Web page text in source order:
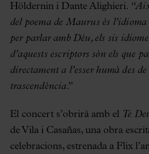
Höldernin i Dante Alighieri.
del poema de Maurus és
per parlar amb Déu, els sis
d’aquests escriptors són els que
directament a l’esser humà des
trascendència.”
El concert s’obrirà amb el Te
de Vila i Casañas, una obra
celebracions, estrenada a Flix